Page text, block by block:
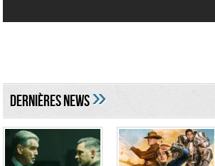
DERNIÈRES NEWS»